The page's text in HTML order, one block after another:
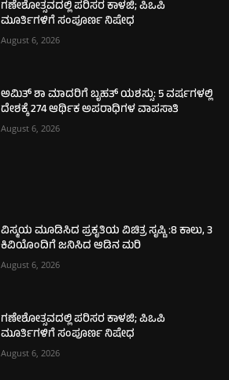
ಗಣೇಶೋತ್ಸವದಲ್ಲಿ ಪರಿಸರ ಕಾಳಜಿ; ಪಿಒಪಿ
ಮೂರ್ತಿಗಳಿಗೆ ಸಂಪೂರ್ಣ ನಿಷೇಧ
August 6, 2026
ಅಮಿತ್ ಶಾ ಮಾದರಿಗೆ ಬೃಹತ್ ಯಶಸ್ಸು: 5 ವರ್ಷಗಳಲ್ಲಿ
ದೇಶಕ್ಕೆ 274 ಆರ್ಥಿಕ ಅಪರಾಧಿಗಳ ವಾಪಸಾತಿ
August 6, 2026
ವಿಸ್ಮಯ ಮೂಡಿಸಿದ ಪ್ರಕೃತಿಯ ವಿಚಿತ್ರ ಸೃಷ್ಟಿ :8 ಕಾಲು, 3
ಕಿವಿಯೊಂದಿಗೆ ಜನಿಸಿದ ಆಡಿನ ಮರಿ
August 6, 2026
ಗಣೇಶೋತ್ಸವದಲ್ಲಿ ಪರಿಸರ ಕಾಳಜಿ; ಪಿಒಪಿ
ಮೂರ್ತಿಗಳಿಗೆ ಸಂಪೂರ್ಣ ನಿಷೇಧ
August 6, 2026